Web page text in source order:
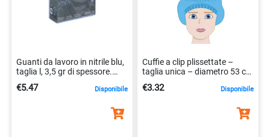
Guanti da lavoro in nitrile blu,
taglia l, 3,5 gr di spessore.
8014114001701
€5.47 Disponibile
Cuffie a clip plissettate –
taglia unica – diametro 53 cm
– PLP – azzurro – Worker –
conf. 100 pezzi
€3.32 Disponibile